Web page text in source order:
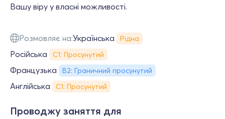
Вашу віру у власні можливості.
Розмовляє на:Українська Рідна
Російська С1: Просунутий
Французька B2: Граничний просунутий
Англійська С1: Просунутий
Проводжу заняття для